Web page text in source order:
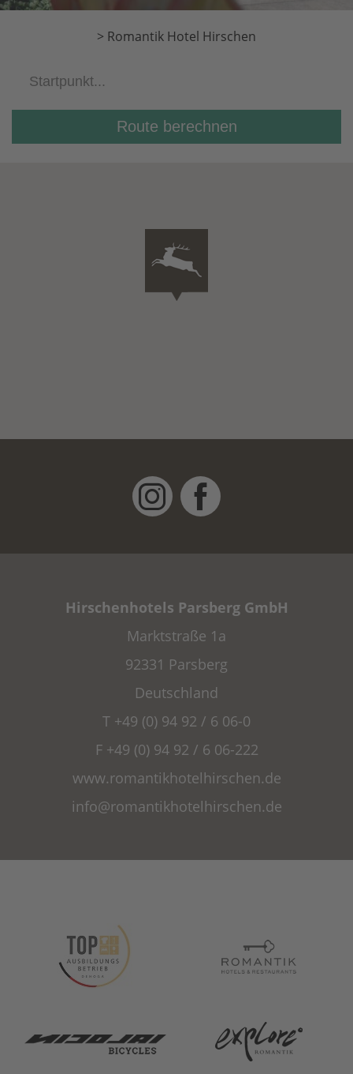
> Romantik Hotel Hirschen
Hirschenhotels Parsberg GmbH
Marktstraße 1a
92331 Parsberg
Deutschland
T +49 (0) 94 92 / 6 06-0
F +49 (0) 94 92 / 6 06-222
www.romantikhotelhirschen.de
info@romantikhotelhirschen.de